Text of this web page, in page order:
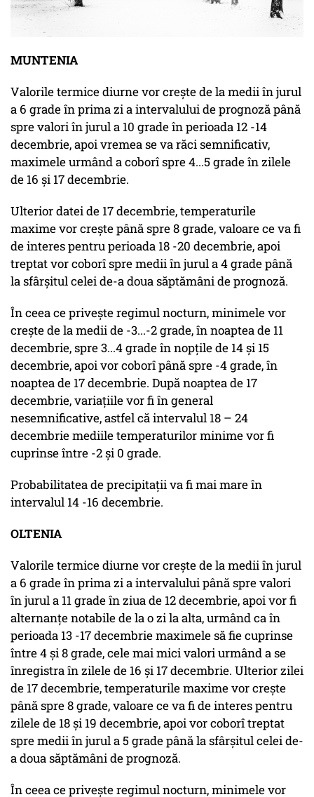
MUNTENIA
Valorile termice diurne vor crește de la medii în jurul
a 6 grade în prima zi a intervalului de prognoză până
spre valori în jurul a 10 grade în perioada 12 -14
decembrie, apoi vremea se va răci semnificativ,
maximele urmând a coborî spre 4...5 grade în zilele
de 16 și 17 decembrie.
Ulterior datei de 17 decembrie, temperaturile
maxime vor crește până spre 8 grade, valoare ce va fi
de interes pentru perioada 18 -20 decembrie, apoi
treptat vor coborî spre medii în jurul a 4 grade până
la sfârșitul celei de-a doua săptămâni de prognoză.
În ceea ce privește regimul nocturn, minimele vor
crește de la medii de -3...-2 grade, în noaptea de 11
decembrie, spre 3...4 grade în nopțile de 14 și 15
decembrie, apoi vor coborî până spre -4 grade, în
noaptea de 17 decembrie. După noaptea de 17
decembrie, variațiile vor fi în general
nesemnificative, astfel că intervalul 18 – 24
decembrie mediile temperaturilor minime vor fi
cuprinse între -2 și 0 grade.
Probabilitatea de precipitații va fi mai mare în
intervalul 14 -16 decembrie.
OLTENIA
Valorile termice diurne vor crește de la medii în jurul
a 6 grade în prima zi a intervalului până spre valori
în jurul a 11 grade în ziua de 12 decembrie, apoi vor fi
alternanțe notabile de la o zi la alta, urmând ca în
perioada 13 -17 decembrie maximele să fie cuprinse
între 4 și 8 grade, cele mai mici valori urmând a se
înregistra în zilele de 16 și 17 decembrie. Ulterior zilei
de 17 decembrie, temperaturile maxime vor crește
până spre 8 grade, valoare ce va fi de interes pentru
zilele de 18 și 19 decembrie, apoi vor coborî treptat
spre medii în jurul a 5 grade până la sfârșitul celei de-
a doua săptămâni de prognoză.
În ceea ce privește regimul nocturn, minimele vor